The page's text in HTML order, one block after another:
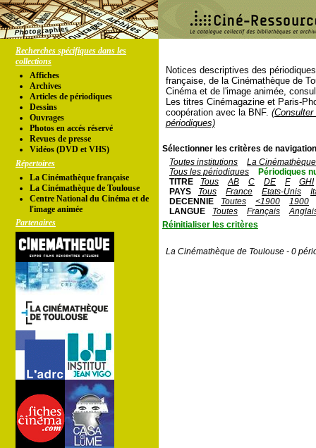
Recherches spécifiques dans les
collections
Affiches
Archives
Articles de périodiques
Dessins
Ouvrages
Photos en accés réservé
Revues de presse
Vidéos (DVD et VHS)
Répertoires
La Cinémathèque française
La Cinémathèque de Toulouse
Centre National du Cinéma et de
l'image animée
Partenaires
Notices descriptives des
française, de la Cinémathèque de
Cinéma et de l'image animée,
Les titres Cinémagazine et Paris-
coopération avec la BNF.
périodiques)
Sélectionner les critères de
Toutes institutions
La
Tous les périodiques
Périodiques
TITRE
Tous AB C DE F
GHI
PAYS
Tous France Etats-Unis
DECENNIE
Toutes <1900
1900
LANGUE
Toutes Français
Réinitialiser les critères
La Cinémathèque de Toulouse - 0